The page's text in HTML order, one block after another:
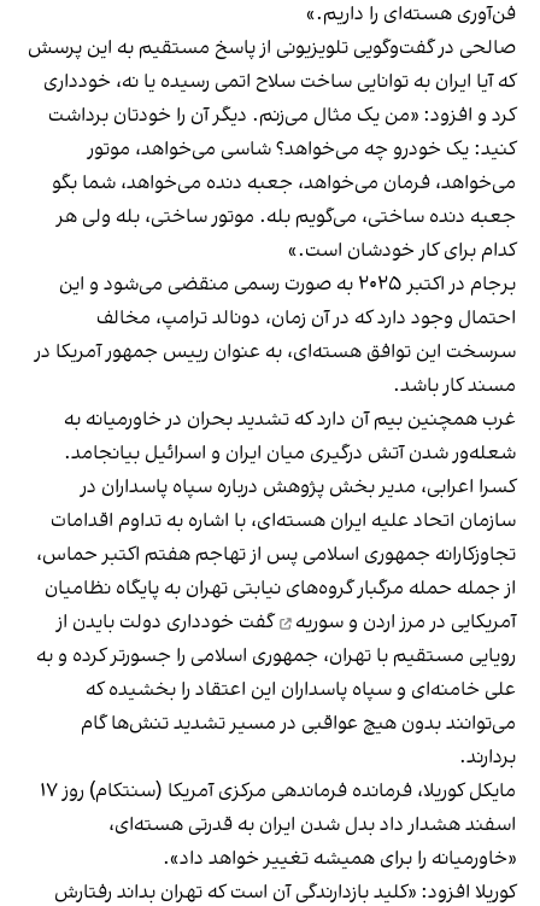
فن‌آوری هسته‌ای را داریم.»
صالحی در گفت‌وگویی تلویزیونی از پاسخ مستقیم به این پرسش
که آیا ایران به توانایی ساخت سلاح اتمی رسیده یا نه، خودداری
کرد و افزود: «من یک مثال می‌زنم. دیگر آن را خودتان برداشت
کنید: یک خودرو چه می‌خواهد؟ شاسی می‌خواهد، موتور
می‌خواهد، فرمان می‌خواهد، جعبه دنده می‌خواهد، شما بگو
جعبه دنده ساختی، می‌گویم بله. موتور ساختی، بله ولی هر
کدام برای کار خودشان است.»
برجام در اکتبر ۲۰۲۵ به صورت رسمی منقضی می‌شود و این
احتمال وجود دارد که در آن زمان، دونالد ترامپ، مخالف
سرسخت این توافق هسته‌ای، به عنوان رییس جمهور آمریکا در
مسند کار باشد.
غرب همچنین بیم آن دارد که تشدید بحران‌ در خاورمیانه به
شعله‌ور شدن آتش درگیری میان ایران و اسرائیل بیانجامد.
کسرا اعرابی، مدیر بخش پژوهش درباره سپاه پاسداران در
سازمان اتحاد علیه ایران هسته‌ای، با اشاره به تداوم اقدامات
تجاوزکارانه جمهوری اسلامی پس از تهاجم هفتم اکتبر حماس،
از جمله حمله مرگبار گروه‌های نیابتی تهران به پایگاه نظامیان
آمریکایی در مرز اردن و سوریه
گفت خودداری دولت بایدن از
رویایی مستقیم با تهران، جمهوری اسلامی را جسورتر کرده و به
علی ‌خامنه‌ای و سپاه پاسداران این اعتقاد را بخشیده که
می‌توانند بدون هیچ عواقبی در مسیر تشدید تنش‌ها گام
بردارند.
مایکل کوریلا، فرمانده فرماندهی مرکزی آمریکا (سنتکام) روز ۱۷
اسفند هشدار داد بدل شدن ایران به قدرتی هسته‌ای،
«خاورمیانه را برای همیشه تغییر خواهد داد».
کوریلا افزود: «کلید بازدارندگی آن است که تهران بداند رفتارش